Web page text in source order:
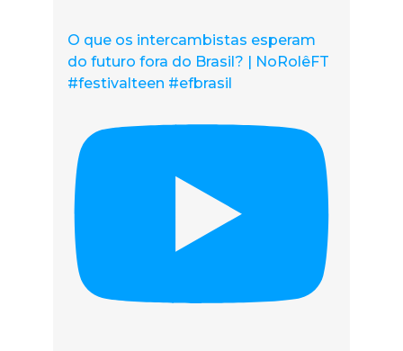
O que os intercambistas esperam
do futuro fora do Brasil? | NoRolêFT
#festivalteen #efbrasil